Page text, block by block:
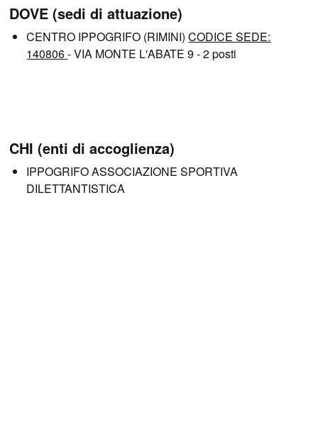
CHI (enti di accoglienza)
IPPOGRIFO ASSOCIAZIONE SPORTIVA
DILETTANTISTICA
DOVE (sedi di attuazione)
CENTRO IPPOGRIFO (RIMINI)CODICE SEDE:
140806- VIA MONTE L'ABATE 9 - 2 posti